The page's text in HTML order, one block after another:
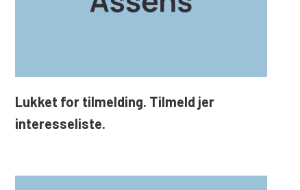
Lukket for tilmelding. Tilmeld jer
interesseliste.